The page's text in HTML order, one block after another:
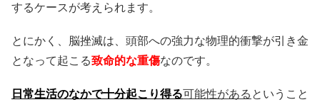
するケースが考えられます。
とにかく、脳挫滅は、頭部への強力な物理的衝撃が引き金
となって起こる致命的な重傷なのです。
日常生活のなかで十分起こり得る可能性がある ということ